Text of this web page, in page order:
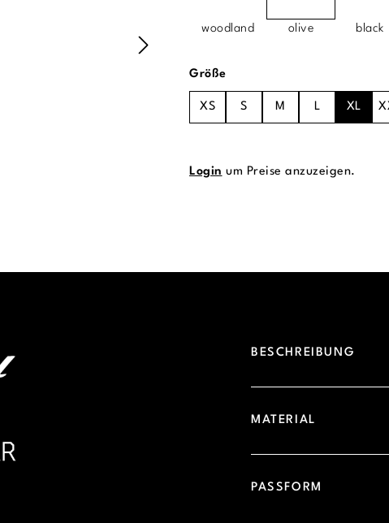
woodland olive black
Größeauswählen
XS S M L XL
Login um Preise anzuzeigen.
BESCHREIBUNG
MATERIAL
PASSFORM